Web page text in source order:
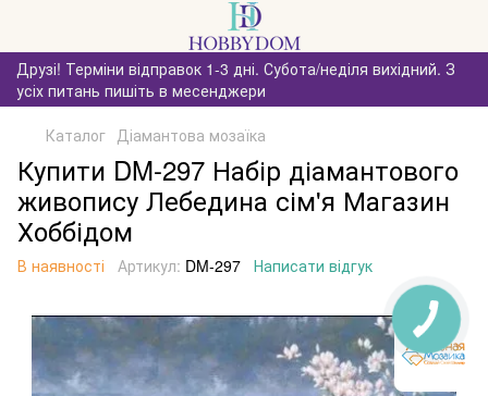
Друзі! Терміни відправок 1-3 дні. Субота/неділя вихідний. З
усіх питань пишіть в месенджери
Каталог Діамантова мозаїка
Купити DM-297 Набір діамантового
живопису Лебедина сім'я Магазин
Хоббідом
В наявності Артикул: DM-297 Написати відгук